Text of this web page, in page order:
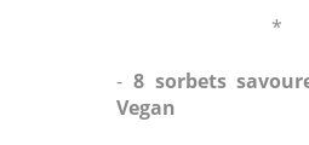
*
- 8 sorbets
Vegan